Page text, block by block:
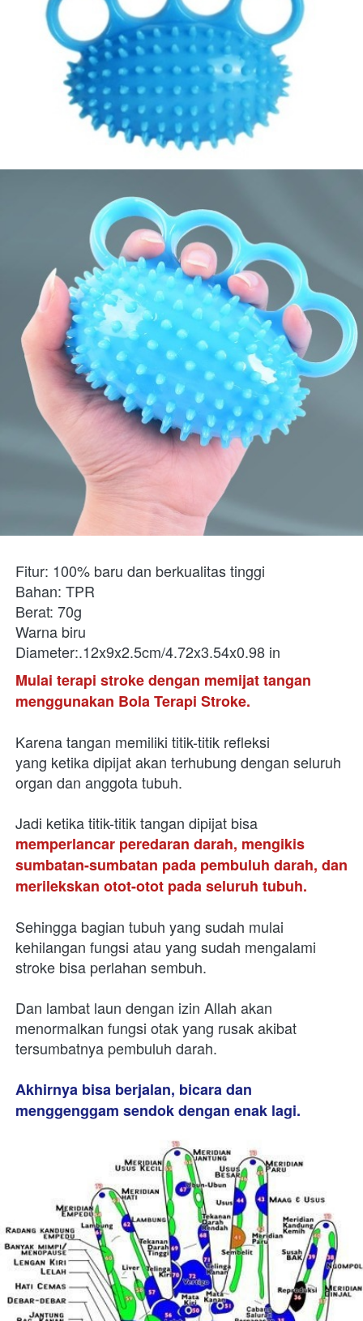
Fitur: 100% baru dan berkualitas tinggi
Bahan: TPR
Berat: 70g
Warna biru
Diameter:.12x9x2.5cm/4.72x3.54x0.98 in
Mulai terapi stroke dengan memijat tangan
menggunakan Bola Terapi Stroke.
Karena tangan memiliki titik-titik refleksi
yang ketika dipijat akan terhubung dengan seluruh
organ dan anggota tubuh.
memperlancar peredaran darah, mengikis
sumbatan-sumbatan pada pembuluh darah, dan
merilekskan otot-otot pada seluruh tubuh.
Sehingga bagian tubuh yang sudah mulai
kehilangan fungsi atau yang sudah mengalami
stroke bisa perlahan sembuh.
Dan lambat laun dengan izin Allah akan
menormalkan fungsi otak yang rusak akibat
tersumbatnya pembuluh darah.
Akhirnya bisa berjalan, bicara dan
menggenggam sendok dengan enak lagi.